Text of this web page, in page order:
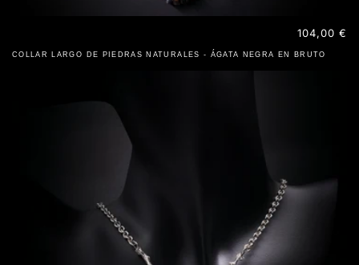
COLLAR LARGO DE PIEDRAS NATURALES - ÁGATA NEGRA EN BRUTO
Precio
104,00 €